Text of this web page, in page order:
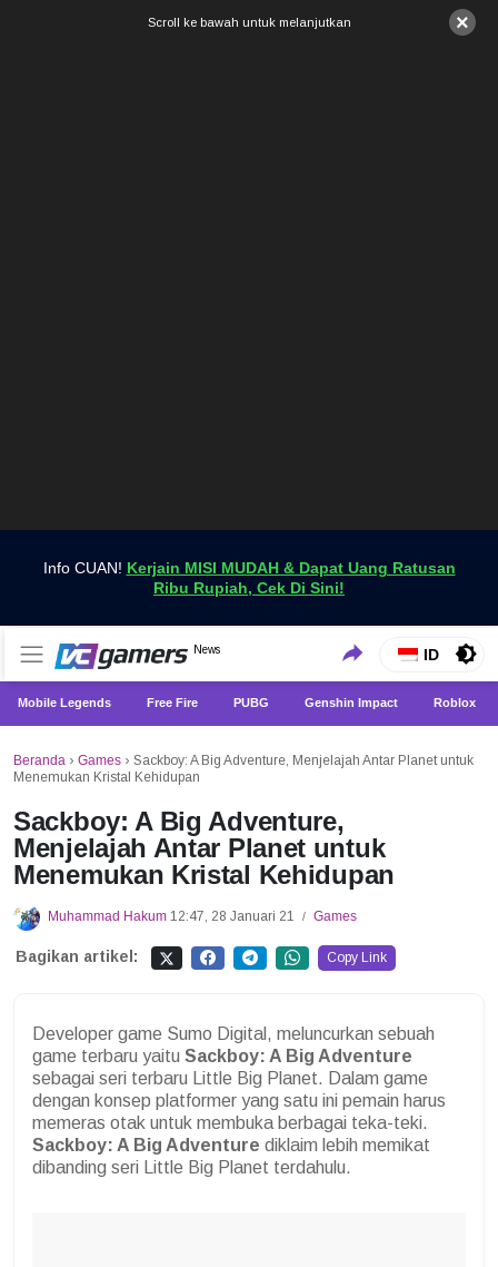
×
Scroll ke bawah untuk melanjutkan
Info CUAN! Kerjain MISI MUDAH & Dapat Uang Ratusan
Ribu Rupiah, Cek Di Sini!
VCGamers News
News
Dapatkan Berita Games Terbaru Hanya di VCGamers
ID
Mobile Legends Free Fire PUBG Genshin Impact Roblox
Beranda › Games › Sackboy: A Big Adventure, Menjelajah Antar Planet untuk
Menemukan Kristal Kehidupan
Sackboy: A Big Adventure,
Menjelajah Antar Planet untuk
Menemukan Kristal Kehidupan
Muhammad Hakum 12:47, 28 Januari 21 / Games
Bagikan artikel: Copy Link
Developer game Sumo Digital, meluncurkan sebuah
game terbaru yaitu Sackboy: A Big Adventure
sebagai seri terbaru Little Big Planet. Dalam game
dengan konsep platformer yang satu ini pemain harus
memeras otak untuk membuka berbagai teka-teki.
Sackboy: A Big Adventure diklaim lebih memikat
dibanding seri Little Big Planet terdahulu.